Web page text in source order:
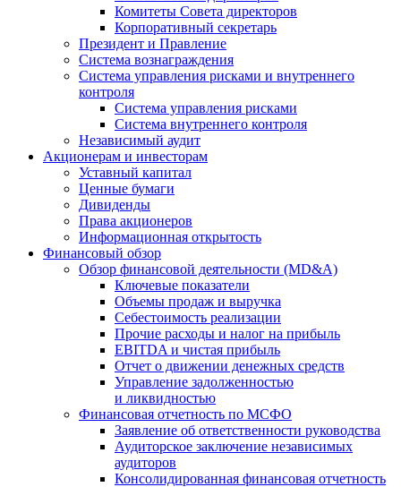
Комитеты Совета директоров
Корпоративный секретарь
Президент и Правление
Система вознаграждения
Система управления рисками и внутреннего
контроля
Система управления рисками
Система внутреннего контроля
Независимый аудит
Акционерам и инвесторам
Уставный капитал
Ценные бумаги
Дивиденды
Права акционеров
Информационная открытость
Финансовый обзор
Обзор финансовой деятельности (MD&A)
Ключевые показатели
Объемы продаж и выручка
Себестоимость реализации
Прочие расходы и налог на прибыль
EBITDA и чистая прибыль
Отчет о движении денежных средств
Управление задолженностью
и ликвидностью
Финансовая отчетность по МСФО
Заявление об ответственности руководства
Аудиторское заключение независимых
аудиторов
Консолидированная финансовая отчетность